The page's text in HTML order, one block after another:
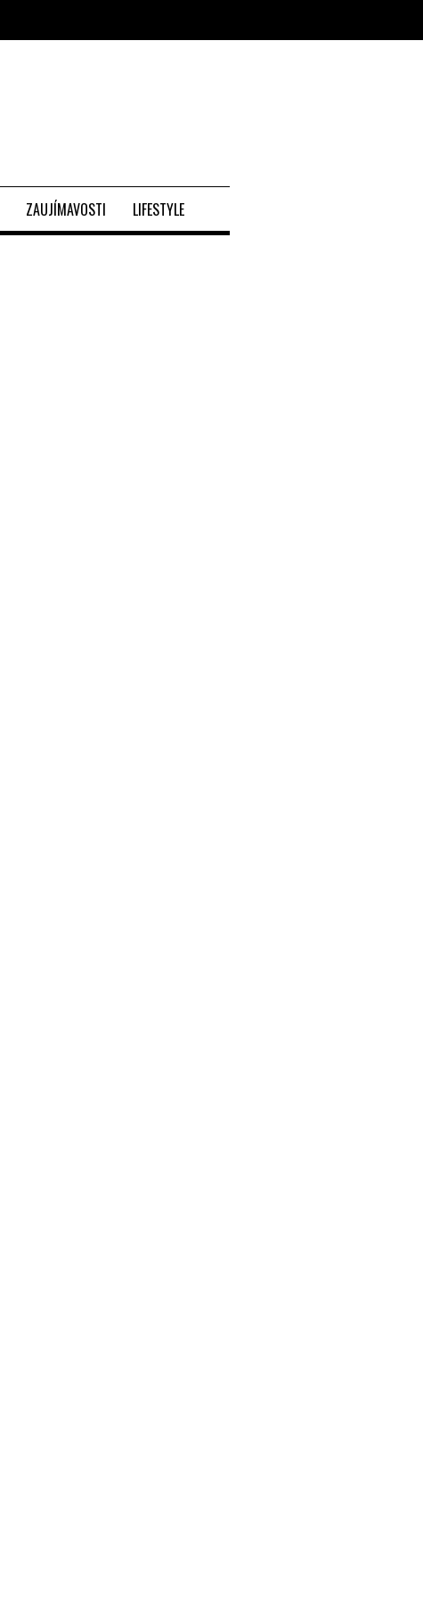
ZAUJÍMAVOSTI LIFESTYLE